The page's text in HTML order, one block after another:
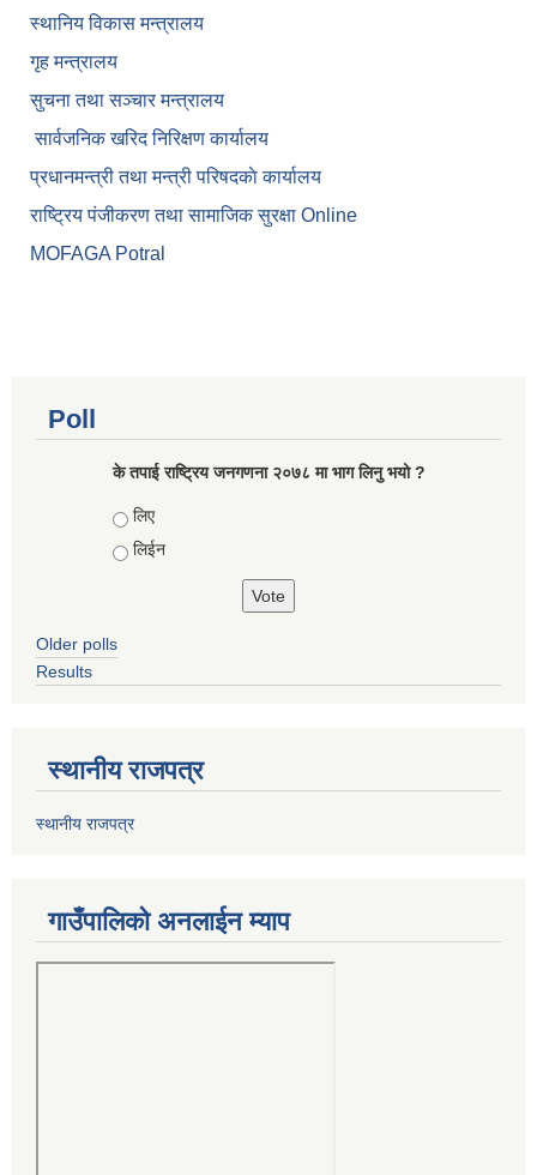
स्थानिय विकास मन्त्रालय
गृह मन्त्रालय
सुचना तथा सञ्चार मन्त्रालय
सार्वजनिक खरिद निरिक्षण कार्यालय
प्रधानमन्त्री तथा मन्त्री परिषदकाे कार्यालय
राष्ट्रिय पंजीकरण तथा सामाजिक सुरक्षा Online
MOFAGA Potral
Poll
के तपाई राष्ट्रिय जनगणना २०७८ मा भाग लिनु भयो ?
Choices
लिए
लिईन
Older polls
Results
स्थानीय राजपत्र
स्थानीय राजपत्र
गाउँपालिको अनलाईन म्याप